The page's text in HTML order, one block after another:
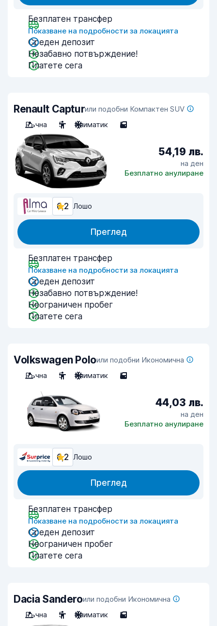
Безплатен трансфер
Показване на подробности за локацията
Среден депозит
Незабавно потвърждение!
Платете сега
Renault Capturили подобни Компактен SUV
Ръчна
5 Климатик 5
54,19 лв.
на ден
Безплатно анулиране
6,2 Лошо
Преглед
Безплатен трансфер
Показване на подробности за локацията
Среден депозит
Незабавно потвърждение!
Неограничен пробег
Платете сега
Volkswagen Poloили подобни Икономична
Ръчна
5 Климатик 5
44,03 лв.
на ден
Безплатно анулиране
6,2 Лошо
Преглед
Безплатен трансфер
Показване на подробности за локацията
Среден депозит
Неограничен пробег
Платете сега
Dacia Sanderoили подобни Икономична
Ръчна
5 Климатик 5